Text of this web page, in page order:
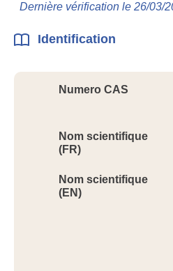
Dernière vérification le 26/03/
Identification
Numero CAS
Nom scientifique
(FR)
Nom scientifique
(EN)